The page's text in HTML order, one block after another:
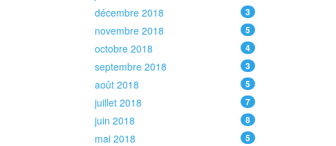
décembre 2018 3
novembre 2018 5
octobre 2018 4
septembre 2018 3
août 2018 5
juillet 2018 7
juin 2018 8
mai 2018 5